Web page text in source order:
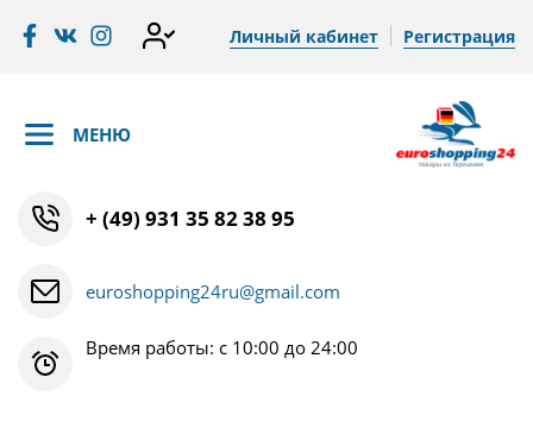
Личный кабинет Регистрация
МЕНЮ
+ (49) 931 35 82 38 95
euroshopping24ru@gmail.com
Время работы: с 10:00 до 24:00